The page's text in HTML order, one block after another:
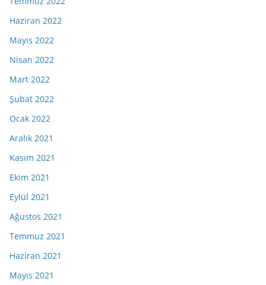
Haziran 2022
Mayıs 2022
Nisan 2022
Mart 2022
Şubat 2022
Ocak 2022
Aralık 2021
Kasım 2021
Ekim 2021
Eylül 2021
Ağustos 2021
Temmuz 2021
Haziran 2021
Mayıs 2021